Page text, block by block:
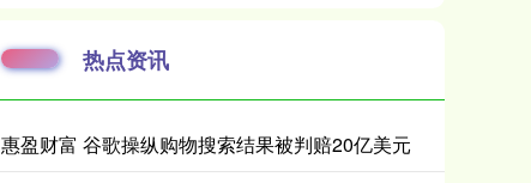
热点资讯
惠盈财富 谷歌操纵购物搜索结果被判赔20亿美元